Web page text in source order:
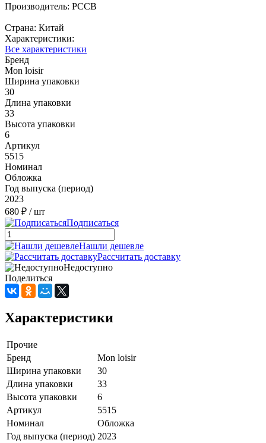
Производитель: РССВ
Страна: Китай
Характеристики:
Все характеристики
Бренд
Mon loisir
Ширина упаковки
30
Длина упаковки
33
Высота упаковки
6
Артикул
5515
Номинал
Обложка
Год выпуска (период)
2023
680 ₽ / шт
Подписаться
Нашли дешевле
Рассчитать доставку
Недоступно
Поделиться
Характеристики
Прочие
Бренд
Mon loisir
Ширина упаковки
30
Длина упаковки
33
Высота упаковки
6
Артикул
5515
Номинал
Обложка
Год выпуска (период) 2023